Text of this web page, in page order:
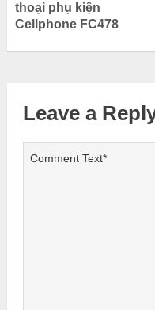
thoại phụ kiện
Cellphone FC478
Leave a